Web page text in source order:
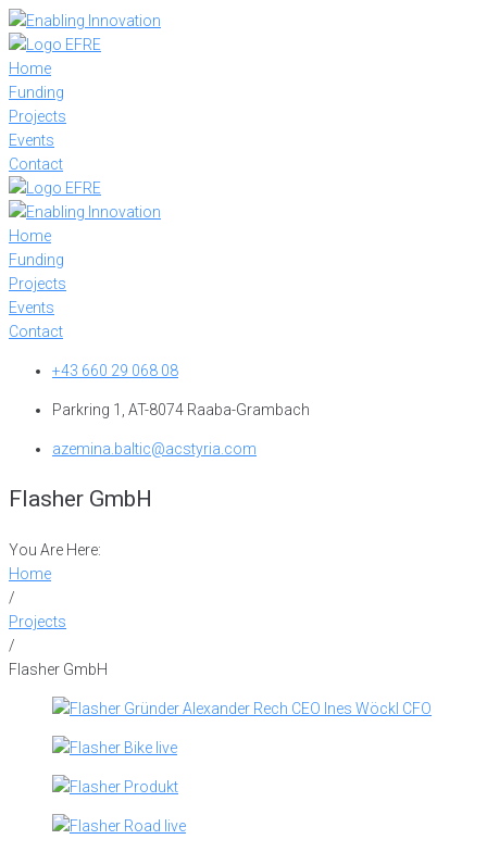
Skip
to
content
Home
Funding
Projects
Events
Contact
Home
Funding
Projects
Events
Contact
+43 660 29 068 08
Parkring 1, AT-8074 Raaba-Grambach
azemina.baltic@acstyria.com
Flasher GmbH
You Are Here:
Home
/
Projects
/
Flasher GmbH